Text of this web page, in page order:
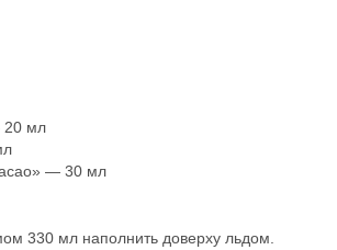
20 мл
— 30 мл
330 мл наполнить доверху льдом.